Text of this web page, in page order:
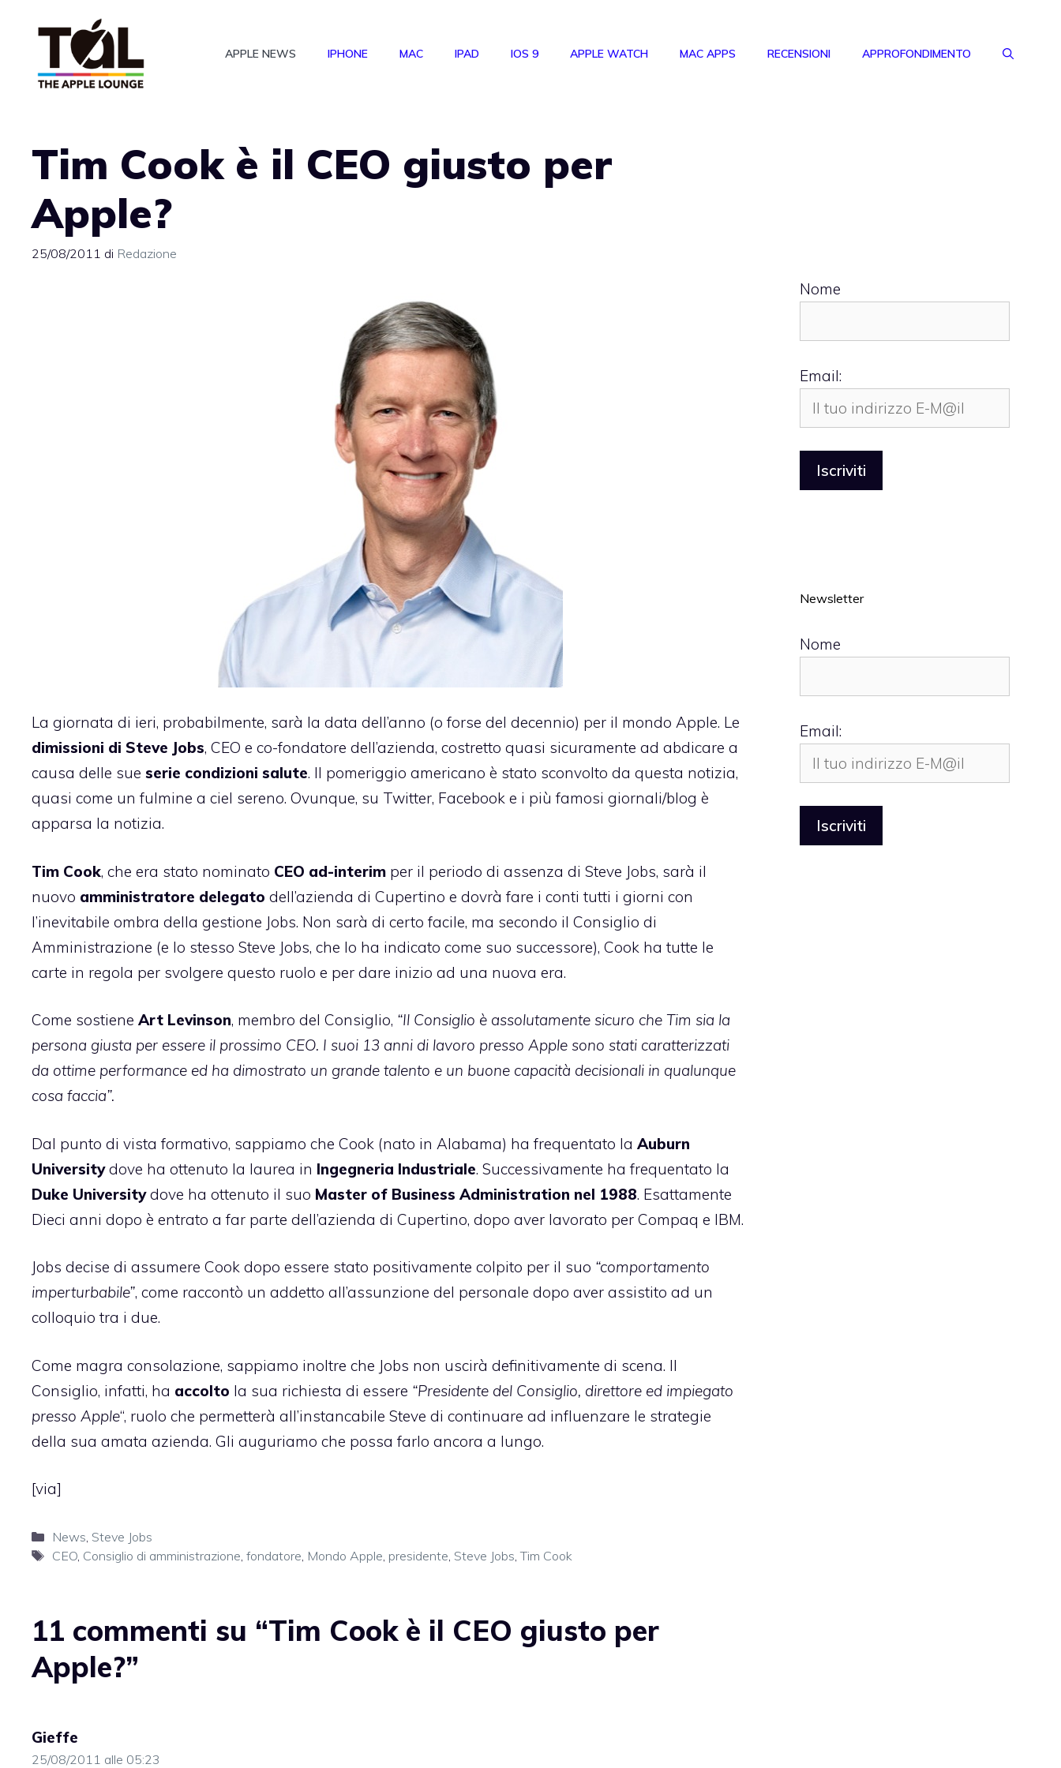
APPLE NEWS IPHONE MAC IPAD IOS 9 APPLE WATCH MAC APPS RECENSIONI APPROFONDIMENTO
Tim Cook è il CEO giusto per
Apple?
25/08/2011 di Redazione
La giornata di ieri, probabilmente, sarà la data dell’anno (o forse del decennio) per il mondo Apple. Le
dimissioni di Steve Jobs, CEO e co-fondatore dell’azienda, costretto quasi sicuramente ad abdicare a
causa delle sue serie condizioni salute. Il pomeriggio americano è stato sconvolto da questa notizia,
quasi come un fulmine a ciel sereno. Ovunque, su Twitter, Facebook e i più famosi giornali/blog è
apparsa la notizia.
Tim Cook, che era stato nominato CEO ad-interim per il periodo di assenza di Steve Jobs, sarà il
nuovo amministratore delegato dell’azienda di Cupertino e dovrà fare i conti tutti i giorni con
l’inevitabile ombra della gestione Jobs. Non sarà di certo facile, ma secondo il Consiglio di
Amministrazione (e lo stesso Steve Jobs, che lo ha indicato come suo successore), Cook ha tutte le
carte in regola per svolgere questo ruolo e per dare inizio ad una nuova era.
Come sostiene Art Levinson, membro del Consiglio, “Il Consiglio è assolutamente sicuro che Tim sia la
persona giusta per essere il prossimo CEO. I suoi 13 anni di lavoro presso Apple sono stati caratterizzati
da ottime performance ed ha dimostrato un grande talento e un buone capacità decisionali in qualunque
cosa faccia”.
Dal punto di vista formativo, sappiamo che Cook (nato in Alabama) ha frequentato la Auburn
Universitydove ha ottenuto la laurea in Ingegneria Industriale. Successivamente ha frequentato la
Duke Universitydove ha ottenuto il suo Master of Business Administration nel 1988. Esattamente
Dieci anni dopo è entrato a far parte dell’azienda di Cupertino, dopo aver lavorato per Compaq e IBM.
Jobs decise di assumere Cook dopo essere stato positivamente colpito per il suo “comportamento
imperturbabile”, come raccontò un addetto all’assunzione del personale dopo aver assistito ad un
colloquio tra i due.
Come magra consolazione, sappiamo inoltre che Jobs non uscirà definitivamente di scena. Il
Consiglio, infatti, ha accolto la sua richiesta di essere “Presidente del Consiglio, direttore ed impiegato
presso Apple“, ruolo che permetterà all’instancabile Steve di continuare ad influenzare le strategie
della sua amata azienda. Gli auguriamo che possa farlo ancora a lungo.
[via]
Categorie
News Steve Jobs
Tag
CEO, Consiglio di amministrazione fondatore Mondo Apple presidente Steve Jobs ,Tim Cook
11 commenti su “Tim Cook è il CEO giusto per
Apple?”
Gieffe
25/08/2011 alle 05:23
Nome
Email:
Newsletter
Nome
Email: